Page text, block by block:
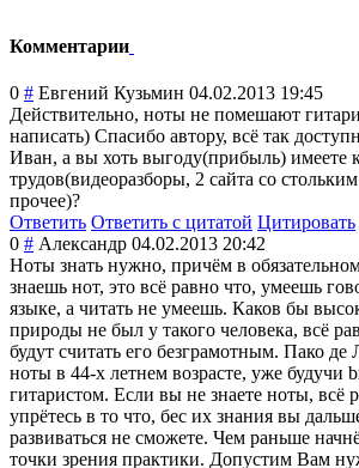
Комментарии
0 # Евгений Кузьмин 04.02.2013 19:45
Действительно, ноты не помешают
написать) Спасибо автору, всё так
Иван, а вы хоть выгоду(прибыль) имеете
трудов(видеоразборы, 2 сайта со
прочее)?
Ответить Ответить с цитатой Цитировать
0 # Александр 04.02.2013 20:42
Ноты знать нужно, причём в
знаешь нот, это всё равно что, умеешь
языке, а читать не умеешь. Каков бы
природы не был у такого человека, всё
будут считать его безграмотным. Пако де
ноты в 44-х летнем возрасте, уже будучи
гитаристом. Если вы не знаете ноты, всё
упрётесь в то что, бес их знания вы
развиваться не сможете. Чем раньше
точки зрения практики. Допустим Вам